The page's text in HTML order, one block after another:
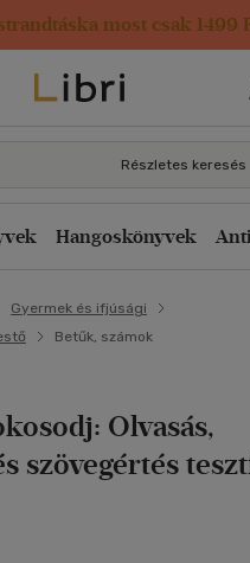
most csak 1499
Kártya adatai
Részletes keresés
Hangoskönyvek
Gyermek és ifjúsági
Betűk, számok
Olvasás,
szövegértés